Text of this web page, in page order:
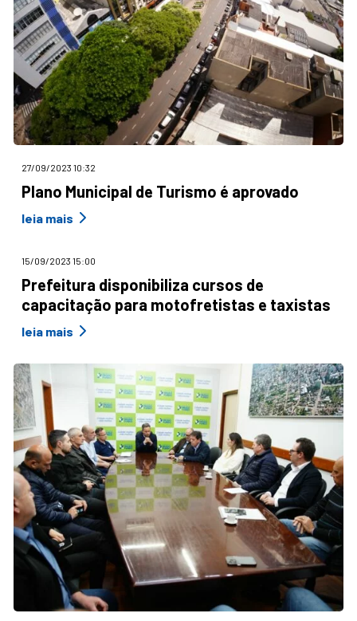
27/09/2023 10:32
Plano Municipal de Turismo é aprovado
leia mais
15/09/2023 15:00
Prefeitura disponibiliza cursos de
capacitação para motofretistas e taxistas
leia mais